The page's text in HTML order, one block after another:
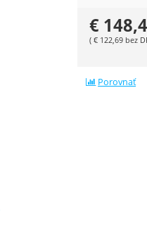
€
( €122,69 bez
Porovnať